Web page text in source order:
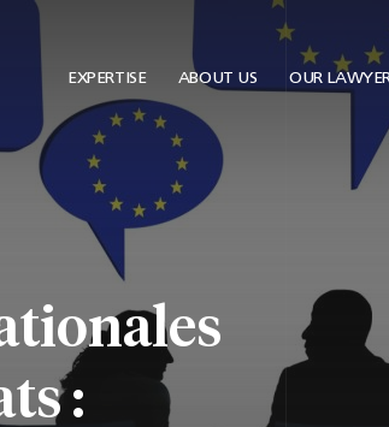
EXPERTISE ABOUT US OUR
: